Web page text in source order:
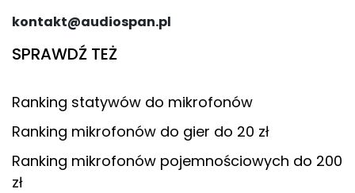
kontakt@audiospan.pl
SPRAWDŹ TEŻ
Ranking statywów do mikrofonów
Ranking mikrofonów do gier do 20 zł
Ranking mikrofonów pojemnościowych do 200
zł